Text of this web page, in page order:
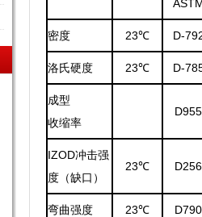
密度 23℃ D-
洛氏硬度 23℃ D-
成型
收缩率
D955
IZOD冲击强
度（缺口）
23℃ D256
弯曲强度 23℃ D790